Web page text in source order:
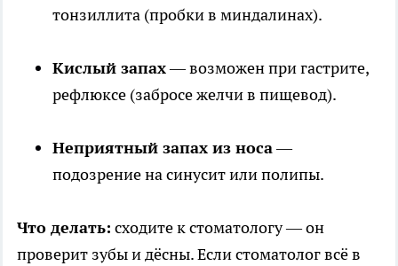
тонзиллита (пробки в миндалинах).
Кислый запах— возможен при гастрите,
рефлюксе (забросе желчи в пищевод).
Неприятный запах из носа—
подозрение на синусит или полипы.
Что делать: сходите к стоматологу — он
проверит зубы и дёсны. Если стоматолог всё в